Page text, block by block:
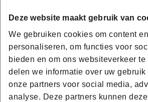
Deze website maakt gebruik van
We gebruiken cookies om content
personaliseren, om functies voor
bieden en om ons websiteverkeer
delen we informatie over uw
onze partners voor social media,
analyse. Deze partners kunnen
Wil je meer